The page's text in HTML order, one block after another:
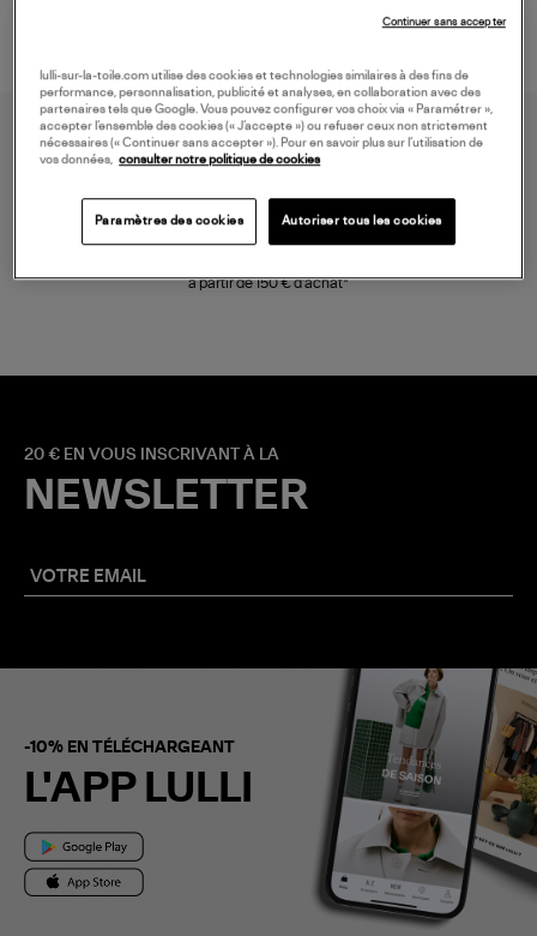
à partir de 150 € d'achat*
20 € EN VOUS INSCRIVANT À LA
NEWSLETTER
-10% EN TÉLÉCHARGEANT
L'APP LULLI
lulli-sur-la-toile.com utilise des cookies et technologies similaires à des fins de
performance, personnalisation, publicité et analyses, en collaboration avec des
partenaires tels que Google. Vous pouvez configurer vos choix via « Paramétrer »,
accepter l’ensemble des cookies (« J’accepte ») ou refuser ceux non strictement
nécessaires (« Continuer sans accepter »). Pour en savoir plus sur l’utilisation de
vos données, consulter notre politique de cookies
Paramètres des cookies Autoriser tous les cookies
Continuer sans accepter